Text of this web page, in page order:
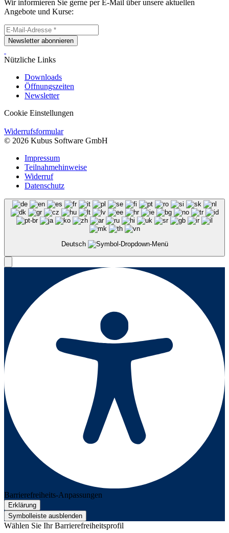
Wir informieren Sie gerne per E-Mail über unsere aktuellen
Angebote und Kurse:
Newsletter abonnieren
Nützliche Links
Downloads
Öffnungszeiten
Newsletter
Cookie Einstellungen
Widerrufsformular
© 2026 Kubus Software GmbH
Impressum
Teilnahmehinweise
Widerruf
Datenschutz
Deutsch
Barrierefreiheits-Anpassungen
Erklärung
Symbolleiste ausblenden
Wählen Sie Ihr Barrierefreiheitsprofil